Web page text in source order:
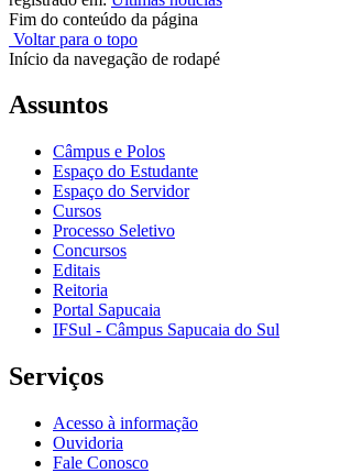
Fim do conteúdo da página
Voltar para o topo
Início da navegação de rodapé
Assuntos
Câmpus e Polos
Espaço do Estudante
Espaço do Servidor
Cursos
Processo Seletivo
Concursos
Editais
Reitoria
Portal Sapucaia
IFSul - Câmpus Sapucaia do Sul
Serviços
Acesso à informação
Ouvidoria
Fale Conosco